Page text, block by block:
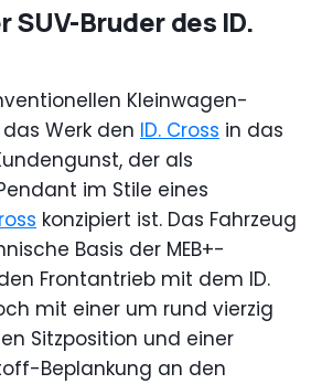
SUV-Bruder des ID.
Kleinwagen-
Werk den ID. Cross in das
der als
im Stile eines
konzipiert ist. Das Fahrzeug
Basis der MEB+-
Frontantrieb mit dem ID.
mit einer um rund vierzig
Sitzposition und einer
Beplankung an den